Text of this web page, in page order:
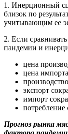
1. Инерционный
близок по
учитывающим ее
2. Если
пандемии и
цена
цена
экспорт
импорт
потребление
Прогноз рынка